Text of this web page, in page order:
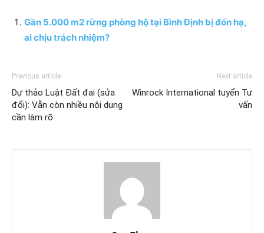
Gần 5.000 m2 rừng phòng hộ tại Bình Định bị đốn hạ,
ai chịu trách nhiệm?
Previous article
Dự thảo Luật Đất đai (sửa
đổi): Vẫn còn nhiều nội dung
cần làm rõ
Next article
Winrock International tuyển Tư
vấn